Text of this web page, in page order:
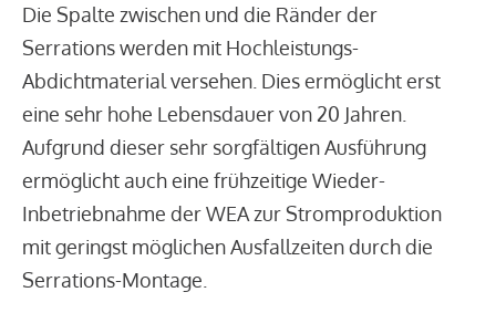
Die Spalte zwischen und die Ränder der
Serrations werden mit Hochleistungs-
Abdichtmaterial versehen. Dies ermöglicht erst
eine sehr hohe Lebensdauer von 20 Jahren.
Aufgrund dieser sehr sorgfältigen Ausführung
ermöglicht auch eine frühzeitige Wieder-
Inbetriebnahme der WEA zur Stromproduktion
mit geringst möglichen Ausfallzeiten durch die
Serrations-Montage.